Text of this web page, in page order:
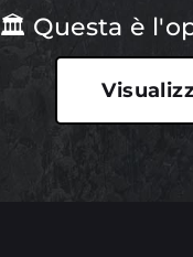
🏛 Questa è